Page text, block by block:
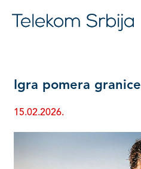
Igra pomera granice
15.02.2026.